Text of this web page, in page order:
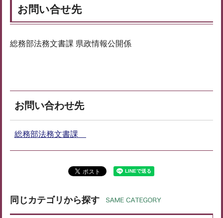
お問い合せ先
総務部法務文書課 県政情報公開係
お問い合わせ先
総務部法務文書課
同じカテゴリから探す